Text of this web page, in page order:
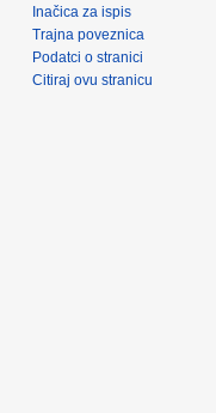
Inačica za ispis
Trajna poveznica
Podatci o stranici
Citiraj ovu stranicu